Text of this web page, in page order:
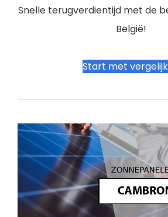
Snelle terugverdientijd met de
België!
Start met